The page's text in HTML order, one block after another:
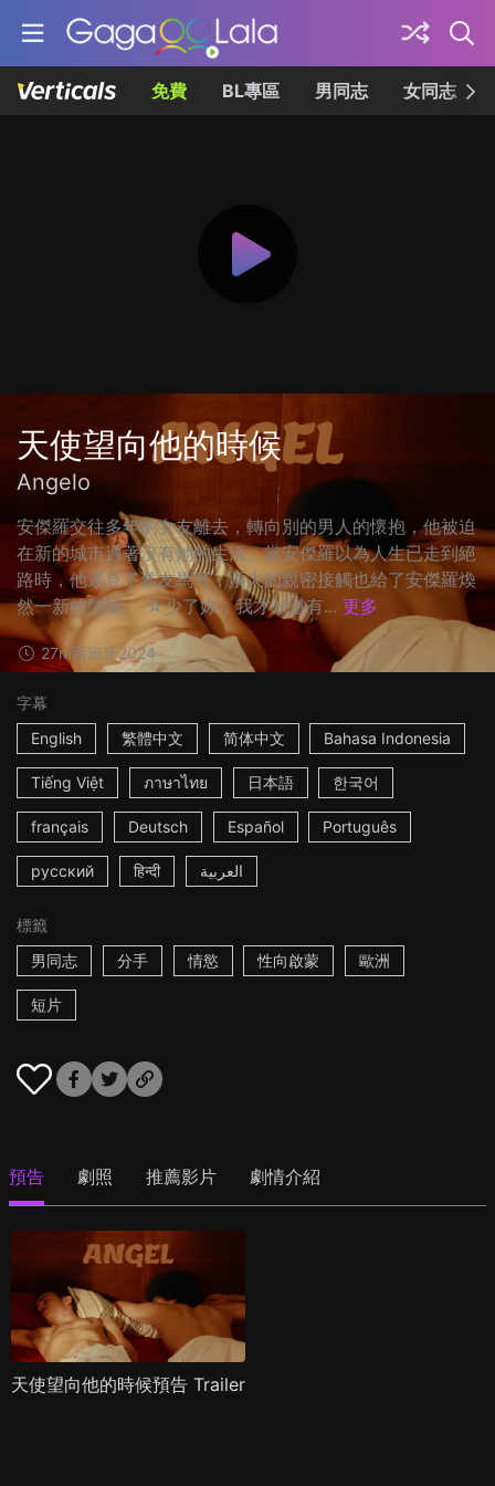
免費 BL專區 男同志 女同志
天使望向他的時候
Angelo
安傑羅交往多年的女友離去，轉向別的男人的懷抱，他被迫
在新的城市過著沒有她的生活。當安傑羅以為人生已走到絕
路時，他遇見了舊友馬可，兩人的親密接觸也給了安傑羅煥
然一新的體驗。 ☆少了妳，我才知道有... 更多
27m西班牙2024
字幕
English
繁體中文 简体中文 Bahasa Indonesia
Tiếng Việt ภาษาไทย 日本語 한국어
français Deutsch Español Português
русский हिन्दी العربية
標籤
男同志
分手 情慾 性向啟蒙 歐洲
短片
預告 劇照 推薦影片 劇情介紹
天使望向他的時候預告 Trailer